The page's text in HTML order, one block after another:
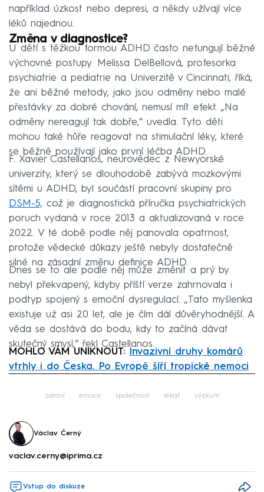
například úzkost nebo depresi, a někdy užívají více
léků najednou.
Změna v diagnostice?
U dětí s těžkou formou ADHD často nefungují běžné
výchovné postupy. Melissa DelBellová, profesorka
psychiatrie a pediatrie na Univerzitě v Cincinnati, říká,
že ani běžné metody, jako jsou odměny nebo malé
přestávky za dobré chování, nemusí mít efekt. „Na
odměny nereagují tak dobře,“ uvedla. Tyto děti
mohou také hůře reagovat na stimulační léky, které
se běžně používají jako první léčba ADHD.
F. Xavier Castellanos, neurovědec z Newyorské
univerzity, který se dlouhodobě zabývá mozkovými
sítěmi u ADHD, byl součástí pracovní skupiny pro
DSM-5, což je diagnostická příručka psychiatrických
poruch vydaná v roce 2013 a aktualizovaná v roce
2022. V té době podle něj panovala opatrnost,
protože vědecké důkazy ještě nebyly dostatečně
silné na zásadní změnu definice ADHD.
Dnes se to ale podle něj může změnit a prý by
nebyl překvapený, kdyby příští verze zahrnovala i
podtyp spojený s emoční dysregulací. „Tato myšlenka
existuje už asi 20 let, ale je čím dál důvěryhodnější. A
věda se dostává do bodu, kdy to začíná dávat
skutečný smysl,“ řekl Castellanos.
MOHLO VÁM UNIKNOUT:
Invazivní druhy komárů
vtrhly i do Česka. Po Evropě šíří tropické nemoci
zdraví emoce společnost lékař výzkum
Václav Černý
vaclav.cerny@iprima.cz
Vstup do diskuze